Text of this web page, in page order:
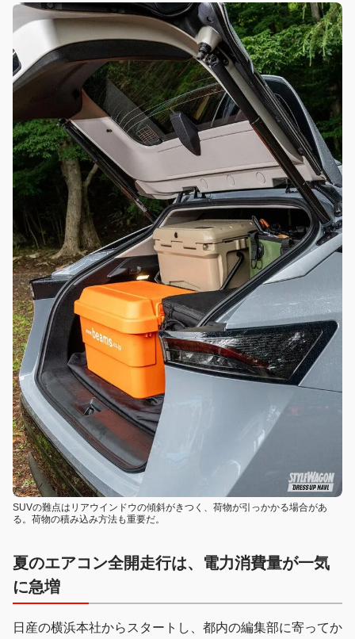
SUVの難点はリアウインドウの傾斜がきつく、荷物が引っかかる場合があ
る。荷物の積み込み方法も重要だ。
夏のエアコン全開走行は、電力消費量が一気
に急増
日産の横浜本社からスタートし、都内の編集部に寄ってか